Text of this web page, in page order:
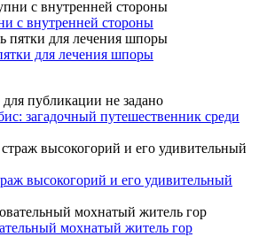
с внутренней стороны
для лечения шпоры
загадочный путешественник среди
высокогорий и его удивительный
мохнатый житель гор